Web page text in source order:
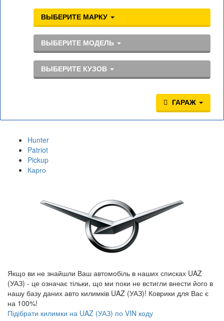
ВЫБЕРИТЕ МАРКУ
ВЫБЕРИТЕ МОДЕЛЬ
ВЫБЕРИТЕ КУЗОВ
ГАРАЖ
Hunter
Patriot
Pickup
Карго
Якщо ви не знайшли Ваш автомобіль в наших списках UAZ
(УАЗ) - це означає тільки, що ми поки не встигли внести його в
нашу базу даних авто килимків UAZ (УАЗ)! Коврики для Вас є
на 100%!
Підібрати килимки на UAZ (УАЗ) по VIN коду